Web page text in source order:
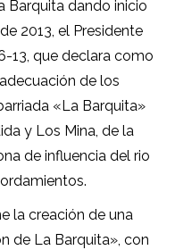
Barquita dando inicio
2013, el Presidente
13, que declara como
de los
«La Barquita»
y Los Mina, de la
de influencia del rio
la creación de una
de La Barquita», con